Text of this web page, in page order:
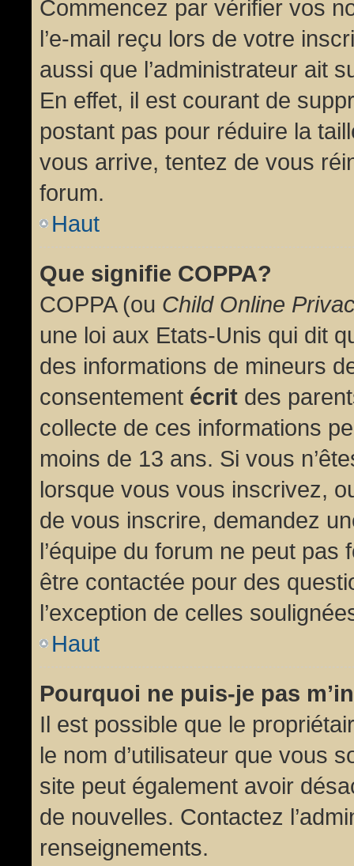
Commencez par vérifier vos
l’e-mail reçu lors de votre
aussi que l’administrateur ait
En effet, il est courant de
postant pas pour réduire la
vous arrive, tentez de vous
forum.
Haut
Que signifie COPPA?
COPPA (ou Child Online
une loi aux Etats-Unis qui dit
des informations de mineurs
consentement écrit des
collecte de ces informations
moins de 13 ans. Si vous
lorsque vous vous inscrivez,
de vous inscrire, demandez
l’équipe du forum ne peut
être contactée pour des
l’exception de celles
Haut
Pourquoi ne puis-je pas
Il est possible que le
le nom d’utilisateur que vous
site peut également avoir
de nouvelles. Contactez
renseignements.